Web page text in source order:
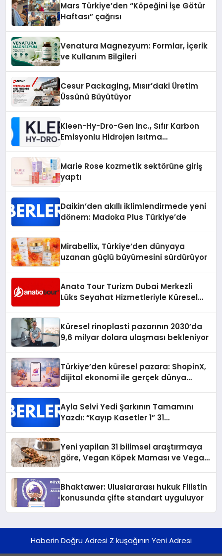
Mars Türkiye’den “Köpeğini İşe Götür
Haftası” çağrısı
Venatura Magnezyum: Formlar, İçerik
ve Kullanım Bilgileri
Cesur Packaging, Mısır’daki Üretim
Üssünü Büyütüyor
Kleen-Hy-Dro-Gen Inc., Sıfır Karbon
Emisyonlu Hidrojen Isıtma
Marie Rose kozmetik sektörüne giriş
yaptı
Daikin’den akıllı iklimlendirmede yeni
dönem: Madoka Plus Türkiye’de
Mirabellix, Türkiye’den dünyaya
uzanan güçlü büyümesini sürdürüyor
Anato Tour Turizm Dubai Merkezli
Lüks Seyahat Hizmetleriyle Küresel
Küresel rinoplasti pazarının 2030’da
9,6 milyar dolara ulaşması bekleniyor
Türkiye’den küresel pazara: ShopinX,
dijital ekonomi ile gerçek dünya
Ayla Selvi Yedi Şarkının Tamamını
Yazdı: “Kayıp Kasetler 1” 31
Yeni yapilan 31 bilimsel araştırmaya
göre, Vegan Köpek Maması ve Vegan
Bhaktawer: Uluslararası hukuk Filistin
konusunda çifte standart uyguluyor
Haberin Doğru Adresi Z kuşağının Yeni Adresi